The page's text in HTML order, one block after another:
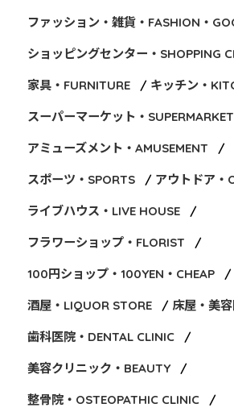
ファッション・雑貨・FASHION・
ショッピングセンター・SHOPPING
家具・FURNITURE キッチン・
スーパーマーケット・SUPERMARKET
アミューズメント・AMUSEMENT
スポーツ・SPORTS アウトドア・
ライブハウス・LIVE HOUSE
フラワーショップ・FLORIST
100円ショップ・100YEN・CHEAP
酒屋・LIQUOR STORE 床屋・美
歯科医院・DENTAL CLINIC
美容クリニック・BEAUTY
整骨院・OSTEOPATHIC CLINIC